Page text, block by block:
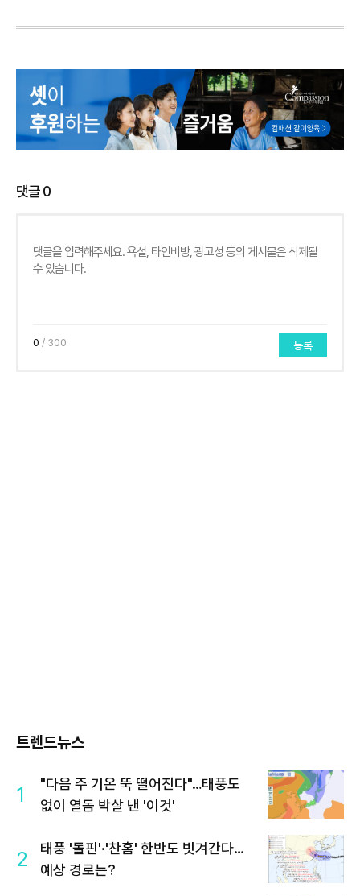
댓글0
0 / 300 등록
트렌드뉴스
1
"다음 주 기온 뚝 떨어진다"…태풍도
없이 열돔 박살 낸 '이것'
2
태풍 '돌핀'·'찬홈' 한반도 빗겨간다…
예상 경로는?